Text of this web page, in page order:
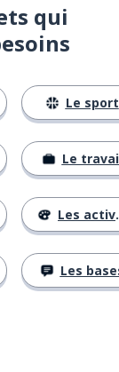
qui
Le sport
Le
Les activités
Les